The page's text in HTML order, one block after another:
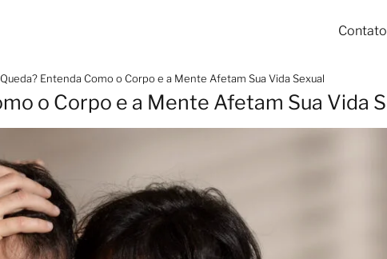
Contato
Entenda Como o Corpo e a Mente Afetam Sua Vida Sexual
o Corpo e a Mente Afetam Sua Vida